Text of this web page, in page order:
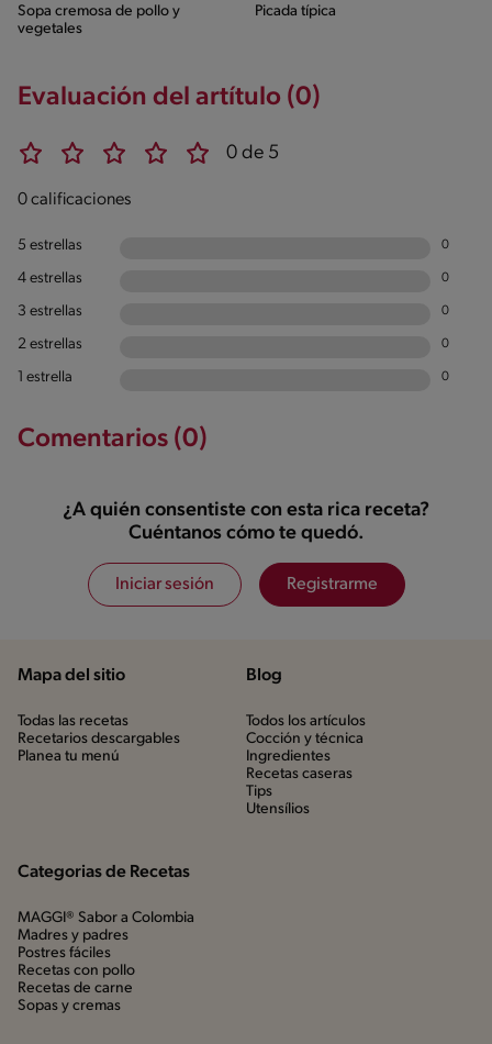
Sopa cremosa de pollo y
vegetales
Picada típica
Evaluación del artítulo (0)
0 de 5
0 calificaciones
5 estrellas 0
4 estrellas 0
3 estrellas 0
2 estrellas 0
1 estrella 0
Comentarios (0)
¿A quién consentiste con esta rica receta?
Cuéntanos cómo te quedó.
Iniciar sesión Registrarme
Mapa del sitio
Todas las recetas
Recetarios descargables
Planea tu menú
Blog
Todos los artículos
Cocción y técnica
Ingredientes
Recetas caseras
Tips
Utensílios
Categorias de Recetas
MAGGI® Sabor a Colombia
Madres y padres
Postres fáciles
Recetas con pollo
Recetas de carne
Sopas y cremas